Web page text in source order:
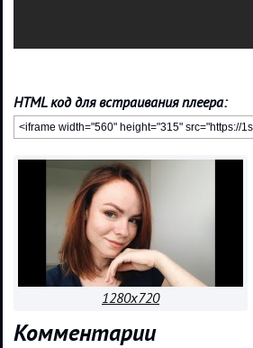
HTML код для встраивания плеера:
1280x720
Комментарии